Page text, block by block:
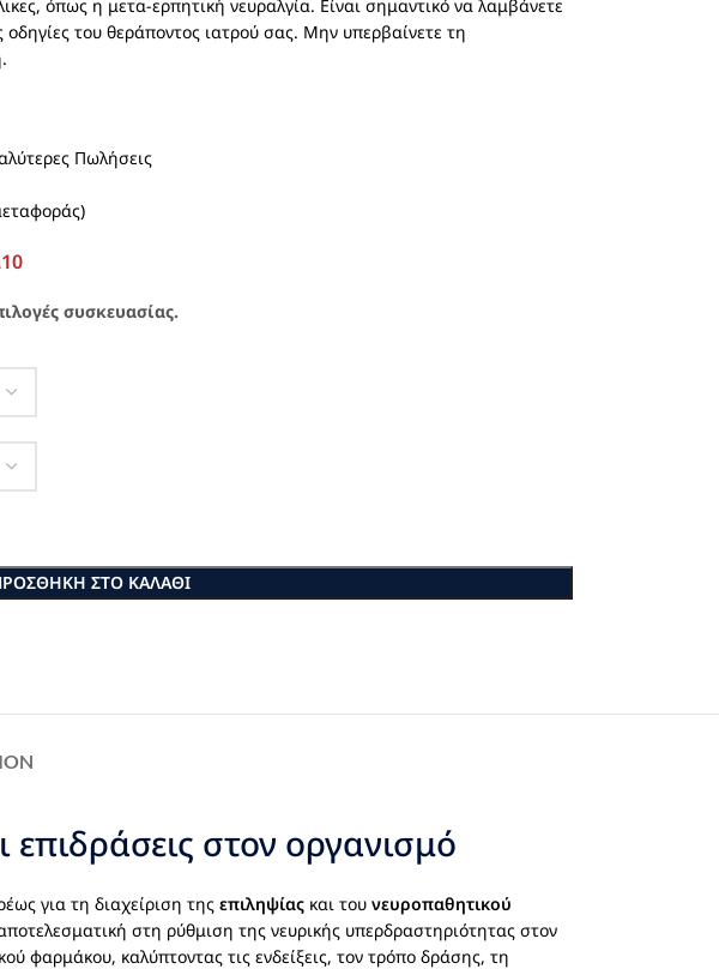
όπως η μετα-ερπητική νευραλγία. Είναι σημαντικό να λαμβάνετε
του θεράποντος ιατρού σας. Μην υπερβαίνετε τη
Πωλήσεις
συσκευασίας.
ΣΤΟ ΚΑΛΆΘΙ
επιδράσεις στον οργανισμό
για τη διαχείριση της επιληψίας και του νευροπαθητικού
στη ρύθμιση της νευρικής υπερδραστηριότητας στον
φαρμάκου, καλύπτοντας τις ενδείξεις, τον τρόπο δράσης, τη